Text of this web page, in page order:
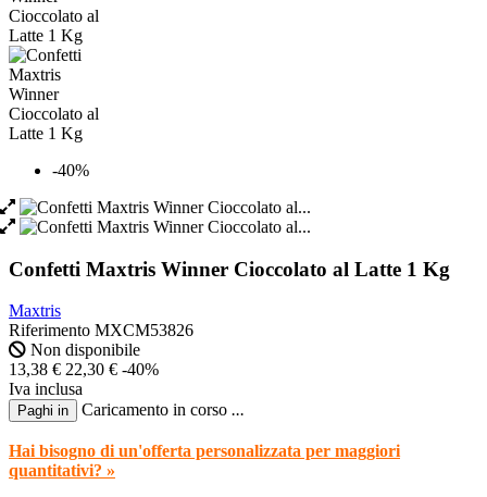
-40%
Confetti Maxtris Winner Cioccolato al Latte 1 Kg
Maxtris
Riferimento MXCM53826
Non disponibile
13,38 € 22,30 € -40%
Iva inclusa
Paghi in Caricamento in corso ...
Hai bisogno di un'offerta personalizzata per maggiori
quantitativi? »